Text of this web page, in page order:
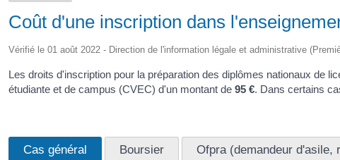
Coût d'une inscription dans
Vérifié le 01 août 2022 - Direction de l'information légale et administrative
Les droits d'inscription pour la préparation des diplômes nationaux de
étudiante et de campus (CVEC) d'un montant de 95 €. Dans certains
Cas général Boursier Ofpra (demandeur d'asile,